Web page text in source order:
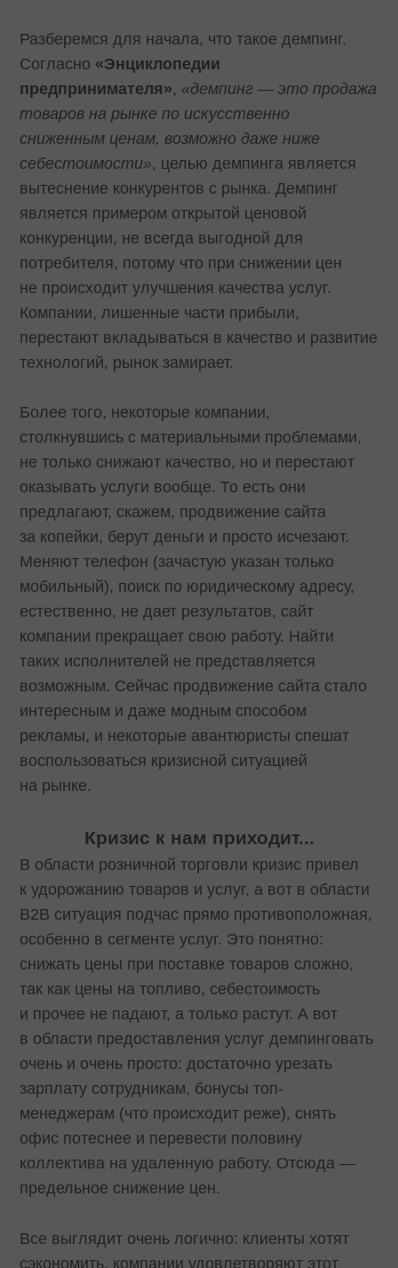
Разберемся для начала, что такое демпинг.
Согласно «Энциклопедии
предпринимателя», «демпинг — это продажа
товаров на рынке по искусственно
сниженным ценам, возможно даже ниже
себестоимости», целью демпинга является
вытеснение конкурентов с рынка. Демпинг
является примером открытой ценовой
конкуренции, не всегда выгодной для
потребителя, потому что при снижении цен
не происходит улучшения качества услуг.
Компании, лишенные части прибыли,
перестают вкладываться в качество и развитие
технологий, рынок замирает.
Более того, некоторые компании,
столкнувшись с материальными проблемами,
не только снижают качество, но и перестают
оказывать услуги вообще. То есть они
предлагают, скажем, продвижение сайта
за копейки, берут деньги и просто исчезают.
Меняют телефон (зачастую указан только
мобильный), поиск по юридическому адресу,
естественно, не дает результатов, сайт
компании прекращает свою работу. Найти
таких исполнителей не представляется
возможным. Сейчас продвижение сайта стало
интересным и даже модным способом
рекламы, и некоторые авантюристы спешат
воспользоваться кризисной ситуацией
на рынке.
Кризис к нам приходит...
В области розничной торговли кризис привел
к удорожанию товаров и услуг, а вот в области
B2B ситуация подчас прямо противоположная,
особенно в сегменте услуг. Это понятно:
снижать цены при поставке товаров сложно,
так как цены на топливо, себестоимость
и прочее не падают, а только растут. А вот
в области предоставления услуг демпинговать
очень и очень просто: достаточно урезать
зарплату сотрудникам, бонусы топ-
менеджерам (что происходит реже), снять
офис потеснее и перевести половину
коллектива на удаленную работу. Отсюда —
предельное снижение цен.
Все выглядит очень логично: клиенты хотят
сэкономить, компании удовлетворяют этот